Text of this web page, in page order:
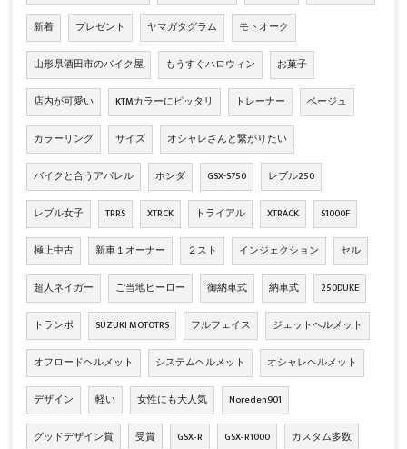
新着 プレゼント ヤマガタグラム モトオーク
山形県酒田市のバイク屋 もうすぐハロウィン お菓子
店内が可愛い KTMカラーにピッタリ トレーナー ベージュ
カラーリング サイズ オシャレさんと繋がりたい
バイクと合うアパレル ホンダ GSX-S750 レブル250
レブル女子 TRRS XTRCK トライアル XTRACK S1000F
極上中古 新車１オーナー ２スト インジェクション セル
超人ネイガー ご当地ヒーロー 御納車式 納車式 250DUKE
トランポ SUZUKI MOTOTRS フルフェイス ジェットヘルメット
オフロードヘルメット システムヘルメット オシャレヘルメット
デザイン 軽い 女性にも大人気 Noreden901
グッドデザイン賞 受賞 GSX‐R GSX‐R1000 カスタム多数